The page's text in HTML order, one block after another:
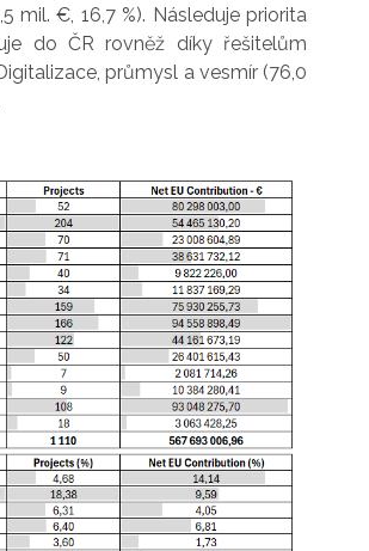
mil. €, 16,7 %). Následuje priorita
do ČR rovněž díky řešitelům
průmysl a vesmír (76,0